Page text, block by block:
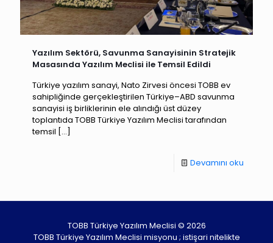
Yazılım Sektörü, Savunma Sanayisinin Stratejik
Masasında Yazılım Meclisi ile Temsil Edildi
Türkiye yazılım sanayi, Nato Zirvesi öncesi TOBB ev
sahipliğinde gerçekleştirilen Türkiye–ABD savunma
sanayisi iş birliklerinin ele alındığı üst düzey
toplantıda TOBB Türkiye Yazılım Meclisi tarafından
temsil […]
Devamını oku
TOBB Türkiye Yazılım Meclisi © 2026
TOBB Türkiye Yazılım Meclisi misyonu ; istişari nitelikte